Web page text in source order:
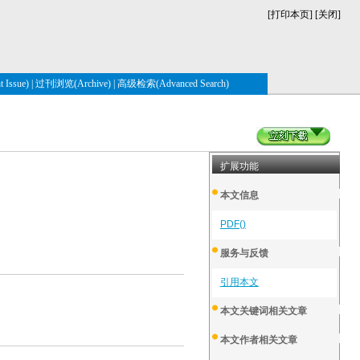
[打印本页] [关闭]
Issue)| 过刊浏览(Archive)| 高级检索(Advanced Search)
扩展功能
本文信息
PDF()
服务与反馈
引用本文
本文关键词相关文章
本文作者相关文章